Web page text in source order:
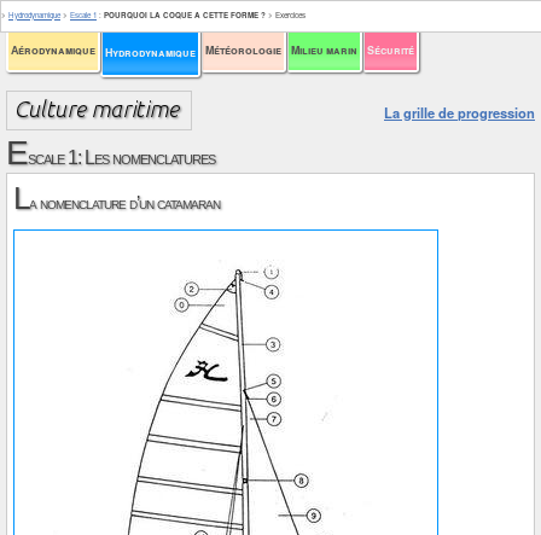
Aérodynamique Hydrodynamique Météorologie Milieu marin Sécurité
> Hydrodynamique > Escale 1 : POURQUOI LA COQUE A CETTE FORME ? > Exercices
La grille de progression
Escale 1: Les nomenclatures
La nomenclature d’un catamaran